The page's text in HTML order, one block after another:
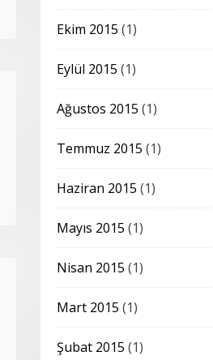
Ekim 2015 (1)
Eylül 2015 (1)
Ağustos 2015 (1)
Temmuz 2015 (1)
Haziran 2015 (1)
Mayıs 2015 (1)
Nisan 2015 (1)
Mart 2015 (1)
Şubat 2015 (1)